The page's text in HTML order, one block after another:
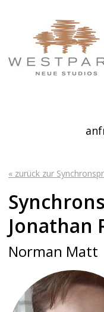
« zurück zur
Jonathan
Norman Matt